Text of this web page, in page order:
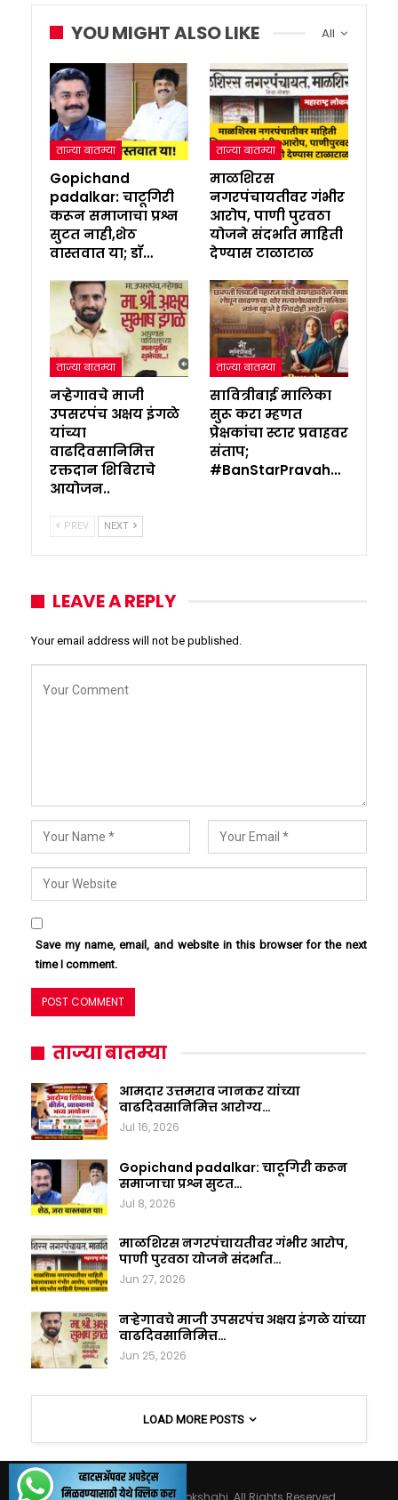
All
YOU MIGHT ALSO LIKE
ताज्या बातम्या
Gopichand
padalkar: चाटूगिरी
करून समाजाचा प्रश्न
सुटत नाही,शेठ
वास्तवात या; डॉ…
ताज्या बातम्या
माळशिरस
नगरपंचायतीवर गंभीर
आरोप, पाणी पुरवठा
योजने संदर्भात माहिती
देण्यास टाळाटाळ
ताज्या बातम्या
नऱ्हेगावचे माजी
उपसरपंच अक्षय इंगळे
यांच्या
वाढदिवसानिमित्त
रक्तदान शिबिराचे
आयोजन..
ताज्या बातम्या
सावित्रीबाई मालिका
सुरू करा म्हणत
प्रेक्षकांचा स्टार प्रवाहवर
संताप;
#BanStarPravah…
PREV NEXT
LEAVE A REPLY
Your email address will not be published.
Save my name, email, and website in this browser for the next
time I comment.
ताज्या बातम्या
आमदार उत्तमराव जानकर यांच्या
वाढदिवसानिमित्त आरोग्य…
Jul 16, 2026
Gopichand padalkar: चाटूगिरी करून
समाजाचा प्रश्न सुटत…
Jul 8, 2026
माळशिरस नगरपंचायतीवर गंभीर आरोप,
पाणी पुरवठा योजने संदर्भात…
Jun 27, 2026
नऱ्हेगावचे माजी उपसरपंच अक्षय इंगळे यांच्या
वाढदिवसानिमित्त…
Jun 25, 2026
LOAD MORE POSTS
© 2026 - Maharashtralokshahi. All Rights Reserved.